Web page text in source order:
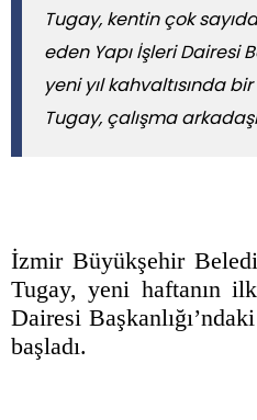
Tugay, kentin çok
eden Yapı İşleri Dairesi
yeni yıl kahvaltısında
Tugay, çalışma
İzmir Büyükşehir
Tugay, yeni haftanın
Dairesi
başladı.